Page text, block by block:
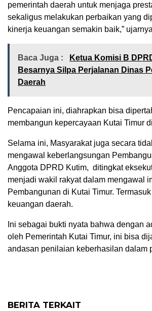
pemerintah daerah untuk menjaga
sekaligus melakukan perbaikan yang
kinerja keuangan semakin baik,”
Baca Juga :
Ketua Komisi B
Besarnya Silpa Perjalanan Dinas
Daerah
Pencapaian ini, diahrapkan bisa
membangun kepercayaan Kutai Timur
Selama ini, Masyarakat juga secara
mengawal keberlangsungan
Anggota DPRD Kutim, ditingkat
menjadi wakil rakyat dalam mengawal
Pembangunan di Kutai Timur.
keuangan daerah.
Ini sebagai bukti nyata bahwa dengan
oleh Pemerintah Kutai Timur, ini bisa
andasan penilaian keberhasilan dalam
BERITA TERKAIT